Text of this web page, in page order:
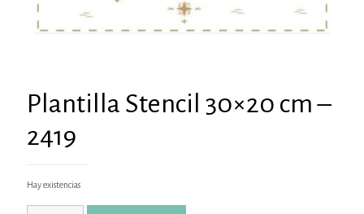
Plantilla Stencil 30×20 cm –
2419
Hay existencias